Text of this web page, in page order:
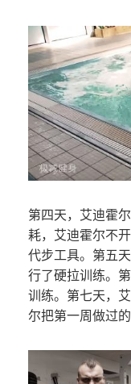
第四天，艾迪霍
耗，艾迪霍尔不
代步工具。第五
行了硬拉训练。
训练。第七天，
尔把第一周做过